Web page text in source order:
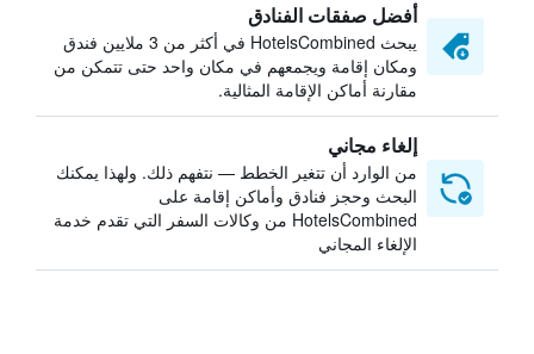
أفضل صفقات الفنادق
يبحث HotelsCombined في أكثر من 3 ملايين فندق
ومكان إقامة ويجمعهم في مكان واحد حتى تتمكن من
مقارنة أماكن الإقامة المثالية.
إلغاء مجاني
من الوارد أن تتغير الخطط — نتفهم ذلك. ولهذا يمكنك
البحث وحجز فنادق وأماكن إقامة على
HotelsCombined من وكالات السفر التي تقدم خدمة
الإلغاء المجاني